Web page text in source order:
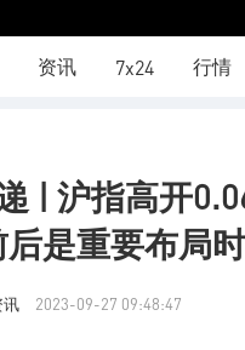
资讯 7x24 行情
| 沪指高开
是重要布局
讯 2023-09-27 09:48:47